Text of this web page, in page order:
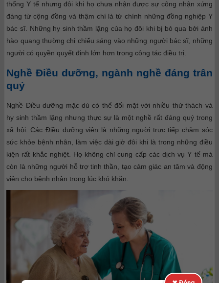
thống Y tế nhưng đôi khi họ chưa nhận được sự công nhận xứng
đáng từ cộng đồng và thậm chí là từ chính những đồng nghiệp Y
bác sĩ. Những hy sinh thầm lặng của họ đôi khi bị bỏ qua bởi ánh
hào quang thường chỉ chiếu sáng vào những người bác sĩ, những
người có quyền quyết định lớn hơn trong công tác điều trị.
Nghề Điều dưỡng, ngành nghề đáng trân
quý
Nghề Điều dưỡng mặc dù có thể đối mặt với nhiều thử thách và
hy sinh thầm lặng nhưng thực sự là một nghề rất đáng quý trong
xã hội. Các Điều dưỡng viên là những người trực tiếp chăm sóc
sức khỏe bệnh nhân, làm việc dài giờ đôi khi là trong những điều
kiện rất khắc nghiệt. Họ không chỉ cung cấp các dịch vụ Y tế mà
còn là những người hỗ trợ tinh thần, tạo cảm giác an tâm và động
viên cho bệnh nhân trong lúc khó khăn.